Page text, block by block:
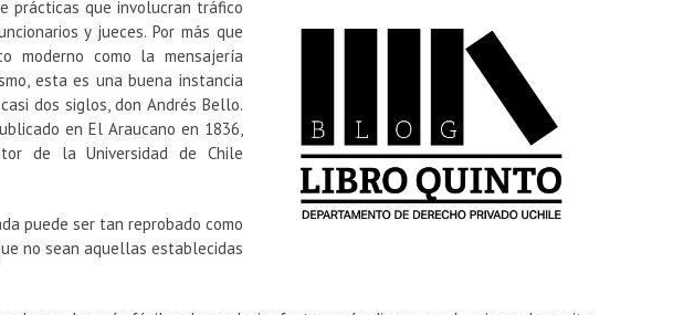
prácticas que involucran tráfico
y jueces. Por más que
moderno como la mensajería
esta es una buena instancia
dos siglos, don Andrés Bello.
en El Araucano en 1836,
de la Universidad de Chile
puede ser tan reprobado como
no sean aquellas establecidas